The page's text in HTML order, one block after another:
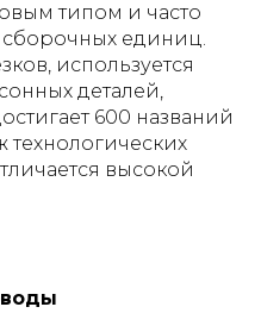
типом и часто
сборочных единиц.
используется
деталей,
600 названий
высокой